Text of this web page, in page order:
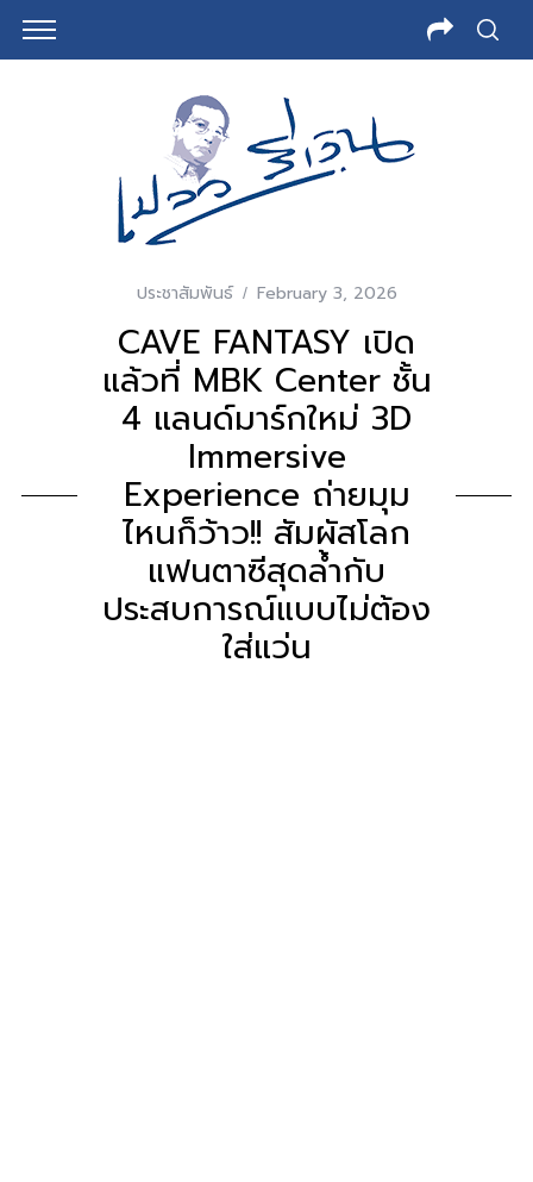
ประชาสัมพันธ์ February 3, 2026
CAVE FANTASY เปิด
แล้วที่ MBK Center ชั้น
4 แลนด์มาร์กใหม่ 3D
Immersive
Experience ถ่ายมุม
ไหนก็ว้าว!! สัมผัสโลก
แฟนตาซีสุดล้ำกับ
ประสบการณ์แบบไม่ต้อง
ใส่แว่น